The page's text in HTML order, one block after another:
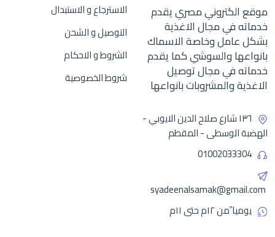
موقع الكتروني مصري يقدم
خدماته في مجال الاغذية
بشكل عامل وخاصة الاسماك
بانواعها والسوشي كما يقدم
خدماته في مجال توصيل
الاغذية والمشروبات بانواعها
١٣٦ شارع صلاح الدين الايوبي -
الهضبة الوسطى - المقطم
01002033304
syadeenalsamak@gmail.com
يوميا ًمن ١٢م حتى ١١م
الاسترجاع و الاستبدال
التوصيل و الشحن
الشروط و الاحكام
شروط الخصوصية